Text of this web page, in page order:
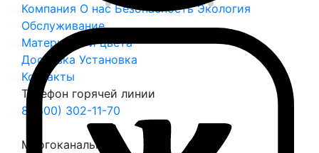
Компания О нас Безопасность Экология
Обслуживание
Материалы и цвета
Доставка Установка
Контакты
Телефон горячей линии
8 (800) 302-11-70
Многоканальный